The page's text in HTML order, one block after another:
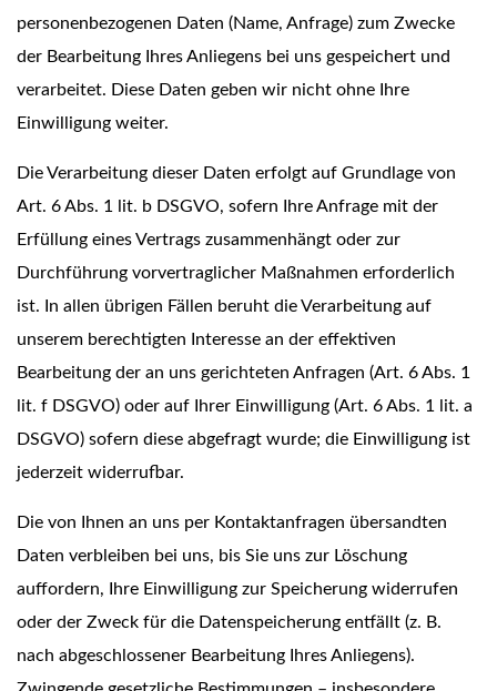
personenbezogenen Daten (Name, Anfrage) zum Zwecke
der Bearbeitung Ihres Anliegens bei uns gespeichert und
verarbeitet. Diese Daten geben wir nicht ohne Ihre
Einwilligung weiter.
Die Verarbeitung dieser Daten erfolgt auf Grundlage von
Art. 6 Abs. 1 lit. b DSGVO, sofern Ihre Anfrage mit der
Erfüllung eines Vertrags zusammenhängt oder zur
Durchführung vorvertraglicher Maßnahmen erforderlich
ist. In allen übrigen Fällen beruht die Verarbeitung auf
unserem berechtigten Interesse an der effektiven
Bearbeitung der an uns gerichteten Anfragen (Art. 6 Abs. 1
lit. f DSGVO) oder auf Ihrer Einwilligung (Art. 6 Abs. 1 lit. a
DSGVO) sofern diese abgefragt wurde; die Einwilligung ist
jederzeit widerrufbar.
Die von Ihnen an uns per Kontaktanfragen übersandten
Daten verbleiben bei uns, bis Sie uns zur Löschung
auffordern, Ihre Einwilligung zur Speicherung widerrufen
oder der Zweck für die Datenspeicherung entfällt (z. B.
nach abgeschlossener Bearbeitung Ihres Anliegens).